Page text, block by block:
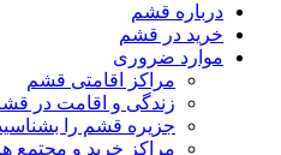
درباره قشم
خرید در قشم
موارد ضروری
مراکز اقامتی قشم
زندگی و اقامت در
جزیره قشم را
مراکز خرید و مجتمع